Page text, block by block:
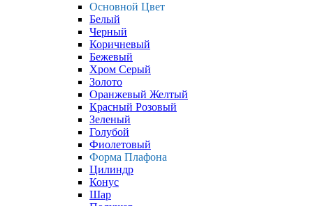
Основной Цвет
Белый
Черный
Коричневый
Бежевый
Хром Серый
Золото
Оранжевый Желтый
Красный Розовый
Зеленый
Голубой
Фиолетовый
Форма Плафона
Цилиндр
Конус
Шар